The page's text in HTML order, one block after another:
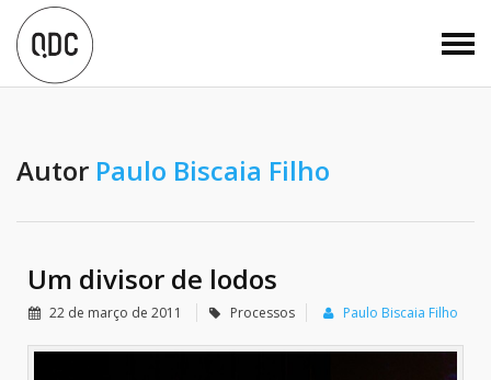
Autor Paulo Biscaia Filho
Um divisor de lodos
22 de março de 2011 Processos Paulo Biscaia Filho